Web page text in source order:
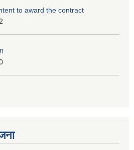
to award the contract